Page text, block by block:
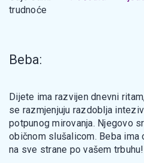
trudnoće
Beba:
Dijete ima razvijen dnevni
se razmjenjuju razdoblja
potpunog mirovanja. Njegovo
običnom slušalicom. Beba
na sve strane po vašem trbuhu!